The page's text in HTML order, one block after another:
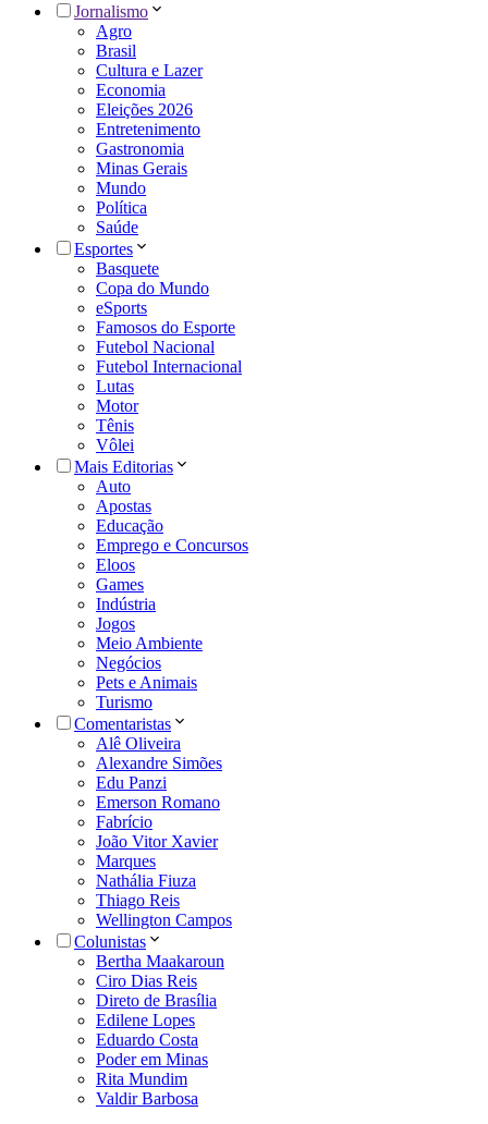
Jornalismo
Agro
Brasil
Cultura e Lazer
Economia
Eleições 2026
Entretenimento
Gastronomia
Minas Gerais
Mundo
Política
Saúde
Esportes
Basquete
Copa do Mundo
eSports
Famosos do Esporte
Futebol Nacional
Futebol Internacional
Lutas
Motor
Tênis
Vôlei
Mais Editorias
Auto
Apostas
Educação
Emprego e Concursos
Eloos
Games
Indústria
Jogos
Meio Ambiente
Negócios
Pets e Animais
Turismo
Comentaristas
Alê Oliveira
Alexandre Simões
Edu Panzi
Emerson Romano
Fabrício
João Vitor Xavier
Marques
Nathália Fiuza
Thiago Reis
Wellington Campos
Colunistas
Bertha Maakaroun
Ciro Dias Reis
Direto de Brasília
Edilene Lopes
Eduardo Costa
Poder em Minas
Rita Mundim
Valdir Barbosa